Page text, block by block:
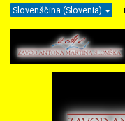
Slovenščina (Slovenia)